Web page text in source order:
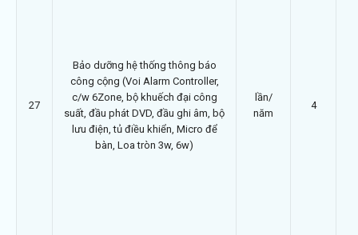
27
Bảo dưỡng hệ thống thông báo
công cộng (Voi Alarm Controller,
c/w 6Zone, bộ khuếch đại công
suất, đầu phát DVD, đầu ghi âm, bộ
lưu điện, tủ điều khiển, Micro để
bàn, Loa tròn 3w, 6w)
lần/
năm
4